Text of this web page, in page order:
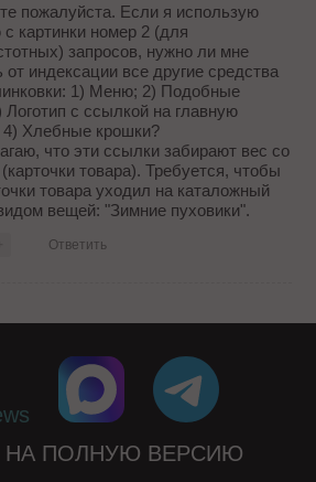
пожалуйста. Если я использую
с картинки номер 2 (для
запросов, нужно ли мне
от индексации все другие средства
1) Меню; 2) Подобные
Логотип с ссылкой на главную
4) Хлебные крошки?
что эти ссылки забирают вес со
товара). Требуется, чтобы
товара уходил на каталожный
вещей: "Зимние пуховики".
Ответить
НА ПОЛНУЮ ВЕРСИЮ